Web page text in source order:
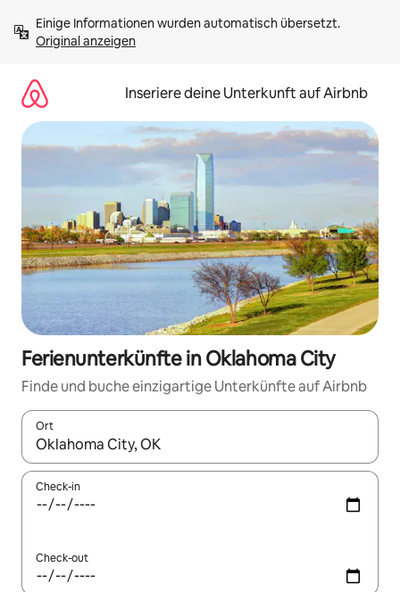
Inhalten
springenOriginal anzeigen
Inseriere deine Unterkunft auf Airbnb
Ferienunterkünfte in Oklahoma City
Finde und buche einzigartige Unterkünfte auf Airbnb
Ort
Wenn Ergebnisse verfügbar sind, navigiere mit den
Check-in
Check-out